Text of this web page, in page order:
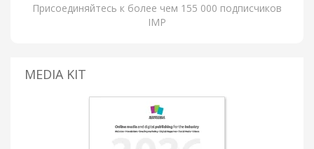
Присоединяйтесь к более чем 155 000 подписчиков
IMP
MEDIA KIT